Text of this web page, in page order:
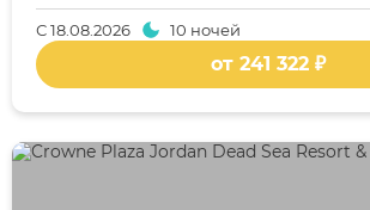
С18.08.2026 10 ночей
от 241 322 ₽